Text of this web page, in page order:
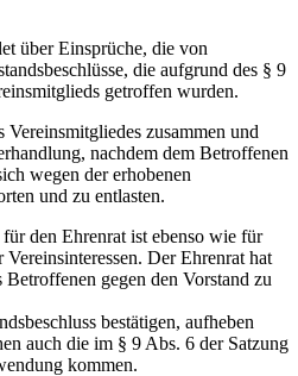
Einsprüche, die von
die aufgrund des § 9
getroffen wurden.
zusammen und
nachdem dem Betroffenen
wegen der erhobenen
und zu entlasten.
den Ehrenrat ist ebenso wie für
Der Ehrenrat hat
gegen den Vorstand zu
bestätigen, aufheben
auch die im § 9 Abs. 6 der Satzung
kommen.